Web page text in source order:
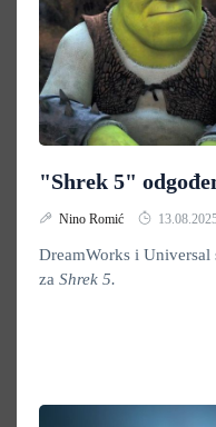
"Shrek 5"
Nino Romić
DreamWorks i
za Shrek 5.